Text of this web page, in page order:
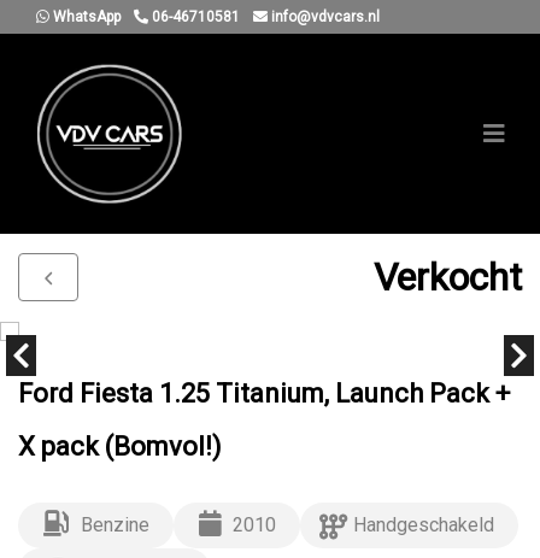
WhatsApp 06-46710581 info@vdvcars.nl
Verkocht
Ford Fiesta 1.25 Titanium, Launch Pack +
X pack (Bomvol!)
Benzine 2010
Handgeschakeld